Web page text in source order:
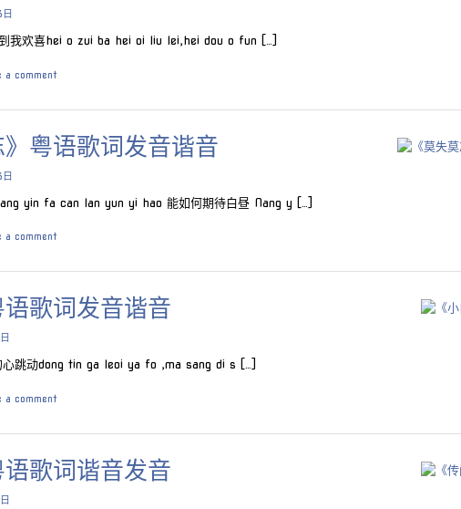
我欢喜hei o zui ba hei oi liu lei,hei dou o fun […]
a comment
》粤语歌词发音谐音
yin fa can lan yun yi hao 能如何期待白昼 Nang y […]
a comment
语歌词发音谐音
心跳动dong tin ga leoi ya fo ,ma sang di s […]
a comment
语歌词谐音发音